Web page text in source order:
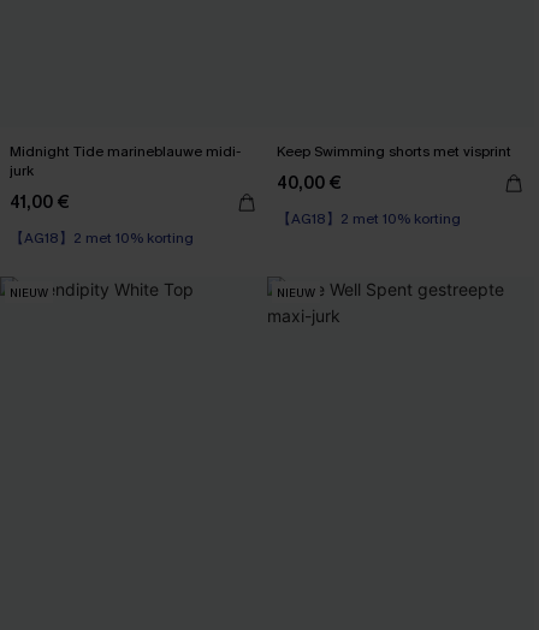
Midnight Tide marineblauwe midi-
jurk
41,00 €
【AG18】2 met 10% korting
Keep Swimming shorts met visprint
40,00 €
【AG18】2 met 10% korting
NIEUW NIEUW